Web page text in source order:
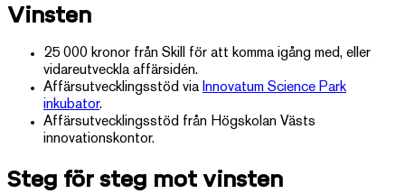
Vinsten
25 000 kronor från Skill för att komma igång med, eller
vidareutveckla affärsidén.
Affärsutvecklingsstöd via Innovatum Science Park
inkubator.
Affärsutvecklingsstöd från Högskolan Västs
innovationskontor.
Steg för steg mot vinsten